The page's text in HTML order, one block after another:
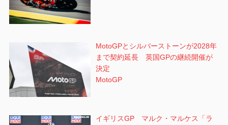
MotoGPとシルバーストーンが2028年
まで契約延長 英国GPの継続開催が
決定
MotoGP
イギリスGP マルク・マルケス「ラ